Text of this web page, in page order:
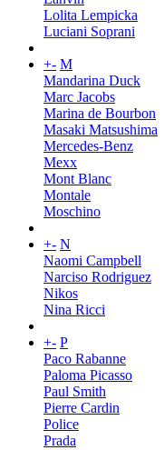
Lolita Lempicka
Luciani Soprani
+- M
Mandarina Duck
Marc Jacobs
Marina de Bourbon
Masaki Matsushima
Mercedes-Benz
Mexx
Mont Blanc
Montale
Moschino
+- N
Naomi Campbell
Narciso Rodriguez
Nikos
Nina Ricci
+- P
Paco Rabanne
Paloma Picasso
Paul Smith
Pierre Cardin
Police
Prada